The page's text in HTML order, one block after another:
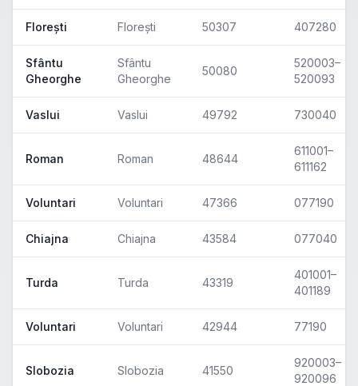
Florești Florești 50307 407280
Sfântu
Gheorghe
Sfântu
Gheorghe
50080
520003–
520093
Vaslui Vaslui 49792 730040
Roman Roman 48644
611001–
611162
Voluntari Voluntari 47366 077190
Chiajna Chiajna 43584 077040
Turda Turda 43319
401001–
401189
Voluntari Voluntari 42944 77190
Slobozia Slobozia 41550
920003–
920096